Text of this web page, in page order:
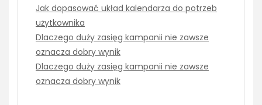
Jak dopasować układ kalendarza do potrzeb
użytkownika
Dlaczego duży zasięg kampanii nie zawsze
oznacza dobry wynik
Dlaczego duży zasięg kampanii nie zawsze
oznacza dobry wynik